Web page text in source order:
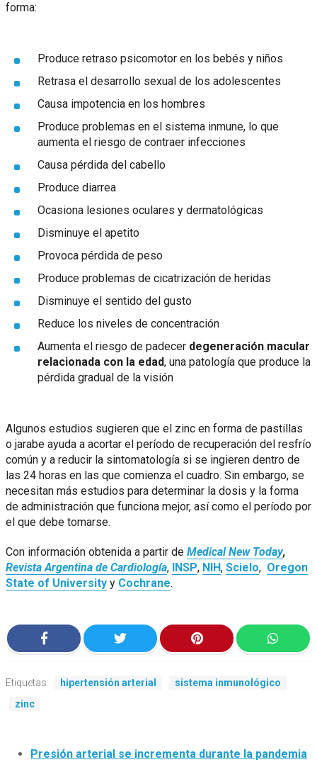
forma:
Produce retraso psicomotor en los bebés y niños
Retrasa el desarrollo sexual de los adolescentes
Causa impotencia en los hombres
Produce problemas en el sistema inmune, lo que
aumenta el riesgo de contraer infecciones
Causa pérdida del cabello
Produce diarrea
Ocasiona lesiones oculares y dermatológicas
Disminuye el apetito
Provoca pérdida de peso
Produce problemas de cicatrización de heridas
Disminuye el sentido del gusto
Reduce los niveles de concentración
Aumenta el riesgo de padecer degeneración macular
relacionada con la edad, una patología que produce la
pérdida gradual de la visión
Algunos estudios sugieren que el zinc en forma de pastillas
o jarabe ayuda a acortar el período de recuperación del resfrío
común y a reducir la sintomatología si se ingieren dentro de
las 24 horas en las que comienza el cuadro. Sin embargo, se
necesitan más estudios para determinar la dosis y la forma
de administración que funciona mejor, así como el período por
el que debe tomarse.
Con información obtenida a partir de Medical New Today,
Revista Argentina de Cardiología, INSP, NIH, Scielo, Oregon
State of University y Cochrane.
Etiquetas: hipertensión arterial
sistema inmunológico
zinc
Presión arterial se incrementa durante la pandemia